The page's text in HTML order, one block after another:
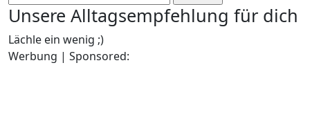
nach:
Unsere Alltagsempfehlung für dich
Lächle ein wenig ;)
Werbung | Sponsored: